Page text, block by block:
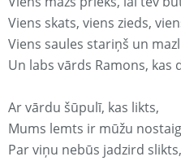
Viens skats, viens zieds,
Viens saules stariņš un
Un labs vārds Ramons, kas
Ar vārdu šūpulī, kas likts,
Mums lemts ir mūžu
Par viņu nebūs jadzird slikts,